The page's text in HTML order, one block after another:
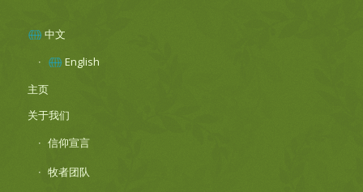
中文
English
主页
关于我们
信仰宣言
牧者团队